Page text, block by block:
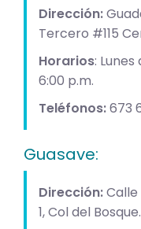
Dirección:
Tercero #115
Horarios: Lunes
6:00 p.m.
Teléfonos:673
Guasave:
Dirección:
1, Col del Bosque.